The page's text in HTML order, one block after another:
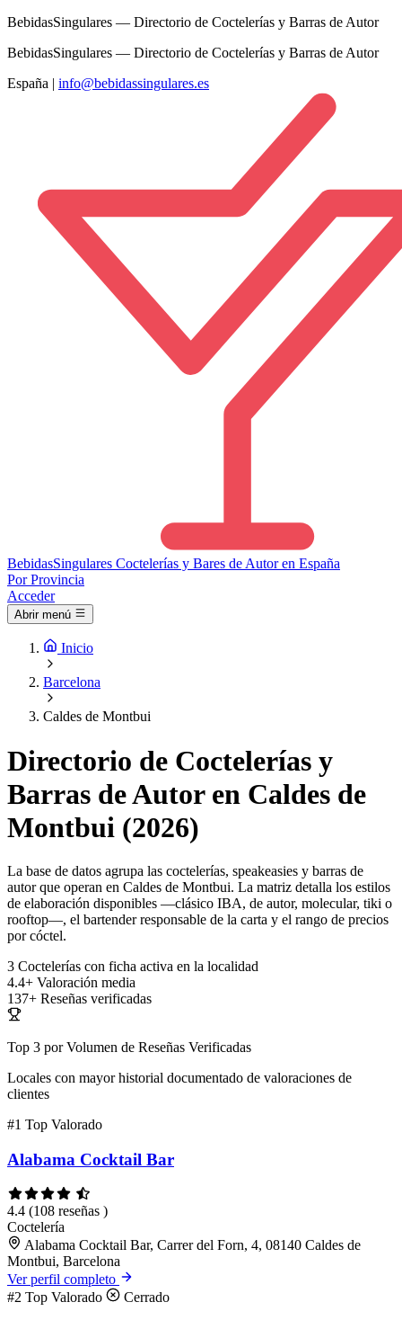
BebidasSingulares — Directorio de Coctelerías y Barras de Autor
BebidasSingulares — Directorio de Coctelerías y Barras de Autor
España | info@bebidassingulares.es
BebidasSingulares Coctelerías y Bares de Autor en España
Por Provincia
Acceder
Abrir menú
Inicio
Barcelona
Caldes de Montbui
Directorio de Coctelerías y
Barras de Autor en Caldes de
Montbui (2026)
La base de datos agrupa las coctelerías, speakeasies y barras de
autor que operan en Caldes de Montbui. La matriz detalla los estilos
de elaboración disponibles —clásico IBA, de autor, molecular, tiki o
rooftop—, el bartender responsable de la carta y el rango de precios
por cóctel.
3 Coctelerías con ficha activa en la localidad
4.4+ Valoración media
137+ Reseñas verificadas
Top 3 por Volumen de Reseñas Verificadas
Locales con mayor historial documentado de valoraciones de
clientes
#1 Top Valorado
Alabama Cocktail Bar
4.4 (108 reseñas )
Coctelería
Alabama Cocktail Bar, Carrer del Forn, 4, 08140 Caldes de
Montbui, Barcelona
Ver perfil completo
#2 Top Valorado Cerrado